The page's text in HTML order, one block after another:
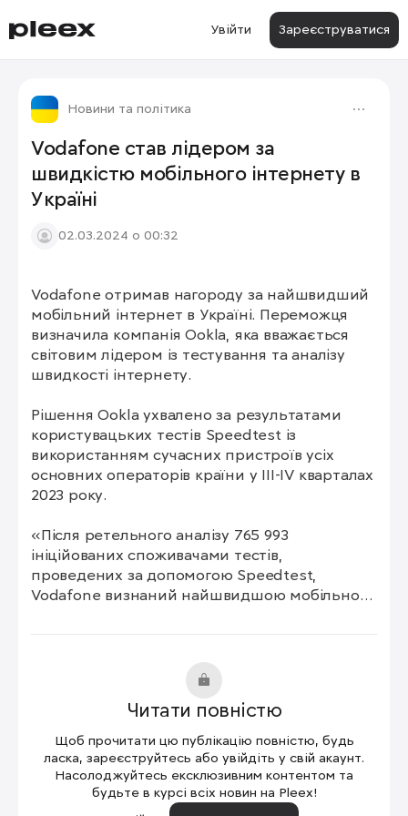
Увійти Зареєструватися
Новини та політика
Vodafone став лідером за
швидкістю мобільного інтернету в
Україні
02.03.2024 о 00:32
Vodafone отримав нагороду за найшвидший
мобільний інтернет в Україні. Переможця
визначила компанія Ookla, яка вважається
світовим лідером із тестування та аналізу
швидкості інтернету.
Рішення Ookla ухвалено за результатами
користувацьких тестів Speedtest із
використанням сучасних пристроїв усіх
основних операторів країни у III-IV кварталах
2023 року.
«Після ретельного аналізу 765 993
ініційованих споживачами тестів,
проведених за допомогою Speedtest,
Vodafone визнаний найшвидшою мобільною
директор Ookla, підрозділ Ziff Davis.
Нагорода Speedtest Awards відзначає
найкращих за швидкістю провайдерів за
допомогою Speed Score™, який включає
вимірювання швидкості завантаження та
передачі даних кожного провайдера.
Читати повністю
Щоб прочитати цю публікацію повністю, будь
ласка, зареєструйтесь або увійдіть у свій акаунт.
Насолоджуйтесь ексклюзивним контентом та
будьте в курсі всіх новин на Pleex!